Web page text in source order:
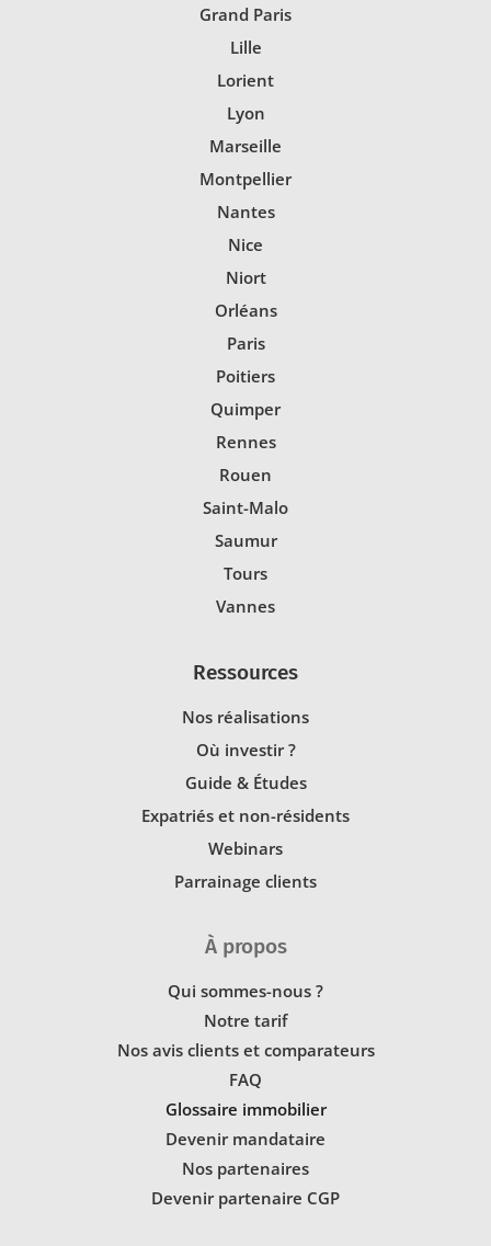
Grand Paris
Lille
Lorient
Lyon
Marseille
Montpellier
Nantes
Nice
Niort
Orléans
Paris
Poitiers
Quimper
Rennes
Rouen
Saint-Malo
Saumur
Tours
Vannes
Ressources
Nos réalisations
Où investir ?
Guide & Études
Expatriés et non-résidents
Webinars
Parrainage clients
À propos
Qui sommes-nous ?
Notre tarif
Nos avis clients et comparateurs
FAQ
Glossaire immobilier
Devenir mandataire
Nos partenaires
Devenir partenaire CGP